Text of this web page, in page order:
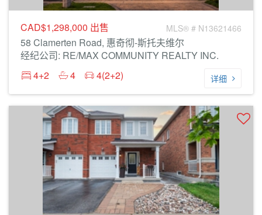
CAD$1,298,000 出售 MLS® # N13621466
58 Clamerten Road, 惠奇彻-斯托夫维尔
经纪公司: RE/MAX COMMUNITY REALTY INC.
4+2
4 4(2+2) 详细